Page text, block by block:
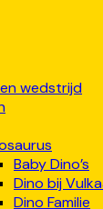
wedstrijd
Baby Dino’s
Dino bij
Dino Familie